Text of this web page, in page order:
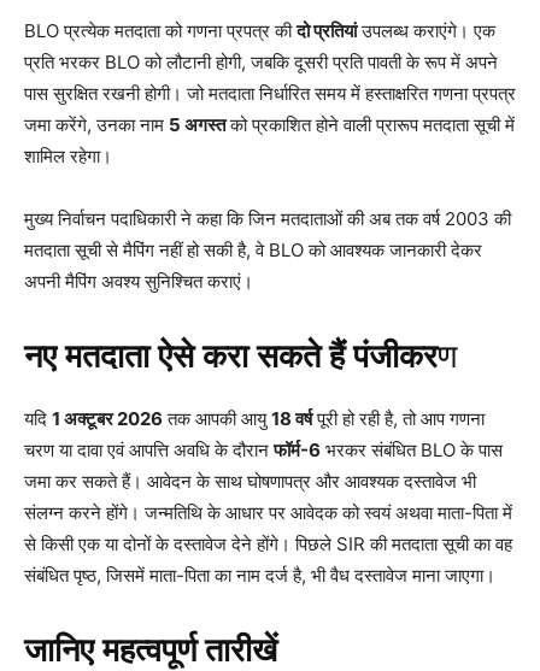
BLO प्रत्येक मतदाता को गणना प्रपत्र कीदो प्रतियांउपलब्ध कराएंगे। एक
प्रति भरकर BLO को लौटानी होगी, जबकि दूसरी प्रति पावती के रूप में अपने
पास सुरक्षित रखनी होगी। जो मतदाता निर्धारित समय में हस्ताक्षरित गणना प्रपत्र
जमा करेंगे, उनका नाम 5 अगस्तको प्रकाशित होने वाली प्रारूप मतदाता सूची में
शामिल रहेगा।
मुख्य निर्वाचन पदाधिकारी ने कहा कि जिन मतदाताओं की अब तक वर्ष 2003 की
मतदाता सूची से मैपिंग नहीं हो सकी है, वे BLO को आवश्यक जानकारी देकर
अपनी मैपिंग अवश्य सुनिश्चित कराएं।
नए मतदाता ऐसे करा सकते हैं पंजीकरण
यदि 1 अक्टूबर 2026 तक आपकी आयु18 वर्षपूरी हो रही है, तो आप गणना
चरण या दावा एवं आपत्ति अवधि के दौरानफॉर्म-6 भरकर संबंधित BLO के पास
जमा कर सकते हैं। आवेदन के साथ घोषणापत्र और आवश्यक दस्तावेज भी
संलग्न करने होंगे। जन्मतिथि के आधार पर आवेदक को स्वयं अथवा माता-पिता में
से किसी एक या दोनों के दस्तावेज देने होंगे। पिछले SIR की मतदाता सूची का वह
संबंधित पृष्ठ, जिसमें माता-पिता का नाम दर्ज है, भी वैध दस्तावेज माना जाएगा।
जानिए महत्वपूर्ण तारीखें